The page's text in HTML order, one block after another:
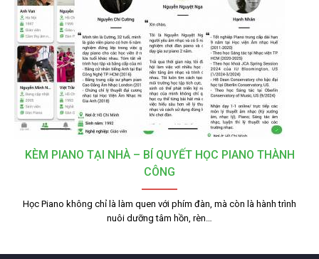
KÈM PIANO TẠI NHÀ – BÍ QUYẾT HỌC PIANO THÀNH
CÔNG
Học Piano không chỉ là làm quen với phím đàn, mà còn là hành trình
nuôi dưỡng tâm hồn, rèn…